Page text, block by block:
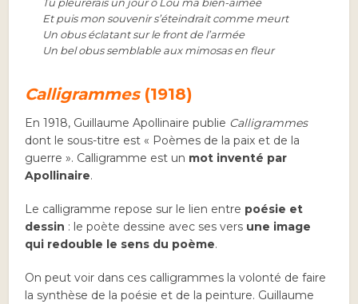
Et puis mon souvenir s’éteindrait comme meurt
Un obus éclatant sur le front de l’armée
Un bel obus semblable aux mimosas en fleur
Calligrammes(1918)
En 1918, Guillaume Apollinaire publie Calligrammes
dont le sous-titre est « Poèmes de la paix et de la
guerre ». Calligramme est un mot inventé par
Apollinaire.
Le calligramme repose sur le lien entre poésie et
dessin : le poète dessine avec ses vers une image
qui redouble le sens du poème.
On peut voir dans ces calligrammes la volonté de faire
la synthèse de la poésie et de la peinture. Guillaume